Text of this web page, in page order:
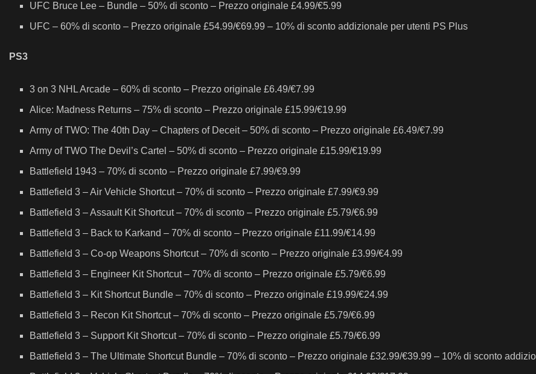
UFC Bruce Lee – Bundle – 50% di sconto – Prezzo originale £4.99/€5.99
UFC – 60% di sconto – Prezzo originale £54.99/€69.99 – 10% di sconto addizionale per utenti PS Plus
PS3
3 on 3 NHL Arcade – 60% di sconto – Prezzo originale £6.49/€7.99
Alice: Madness Returns – 75% di sconto – Prezzo originale £15.99/€19.99
Army of TWO: The 40th Day – Chapters of Deceit – 50% di sconto – Prezzo originale £6.49/€7.99
Army of TWO The Devil’s Cartel – 50% di sconto – Prezzo originale £15.99/€19.99
Battlefield 1943 – 70% di sconto – Prezzo originale £7.99/€9.99
Battlefield 3 – Air Vehicle Shortcut – 70% di sconto – Prezzo originale £7.99/€9.99
Battlefield 3 – Assault Kit Shortcut – 70% di sconto – Prezzo originale £5.79/€6.99
Battlefield 3 – Back to Karkand – 70% di sconto – Prezzo originale £11.99/€14.99
Battlefield 3 – Co-op Weapons Shortcut – 70% di sconto – Prezzo originale £3.99/€4.99
Battlefield 3 – Engineer Kit Shortcut – 70% di sconto – Prezzo originale £5.79/€6.99
Battlefield 3 – Kit Shortcut Bundle – 70% di sconto – Prezzo originale £19.99/€24.99
Battlefield 3 – Recon Kit Shortcut – 70% di sconto – Prezzo originale £5.79/€6.99
Battlefield 3 – Support Kit Shortcut – 70% di sconto – Prezzo originale £5.79/€6.99
Battlefield 3 – The Ultimate Shortcut Bundle – 70% di sconto – Prezzo originale £32.99/€39.99 – 10% di sconto